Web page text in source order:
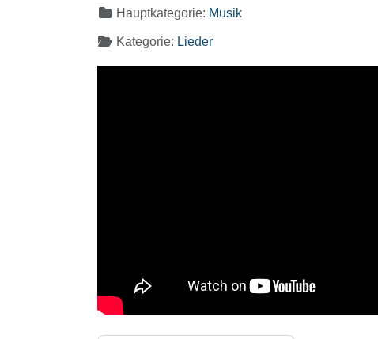
Hauptkategorie: Musik
Kategorie: Lieder